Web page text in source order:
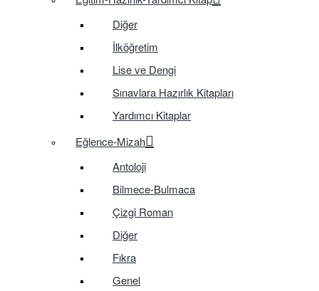
Diğer
İlköğretim
Lise ve Dengi
Sınavlara Hazırlık Kitapları
Yardımcı Kitaplar
Eğlence-Mizah
Antoloji
Bilmece-Bulmaca
Çizgi Roman
Diğer
Fıkra
Genel